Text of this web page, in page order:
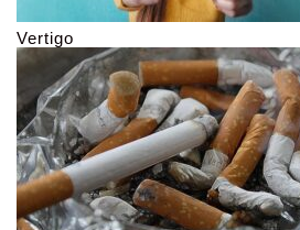
Vertigo